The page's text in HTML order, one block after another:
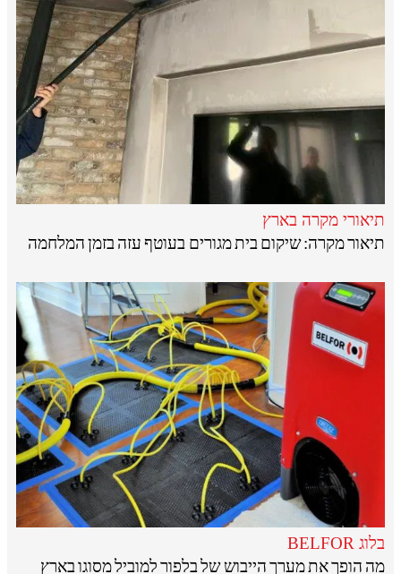
תיאורי מקרה בארץ
תיאור מקרה: שיקום בית מגורים בעוטף עזה בזמן המלחמה
בלוג BELFOR
מה הופך את מערך הייבוש של בלפור למוביל מסוגו בארץ